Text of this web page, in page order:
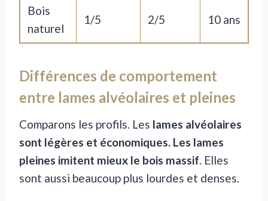
Bois
naturel
1/5 2/5 10 ans
Différences de comportement
entre lames alvéolaires et pleines
Comparons les profils. Les lames alvéolaires
sont légères et économiques. Les lames
pleines imitent mieux le bois massif. Elles
sont aussi beaucoup plus lourdes et denses.